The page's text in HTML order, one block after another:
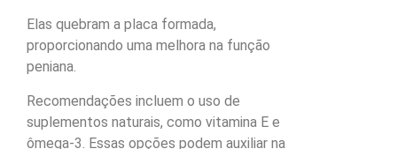
Elas quebram a placa formada,
proporcionando uma melhora na função
peniana.
Recomendações incluem o uso de
suplementos naturais, como vitamina E e
ômega-3. Essas opções podem auxiliar na